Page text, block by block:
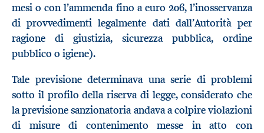
mesi o con l’ammenda fino a euro 206, l’inosservanza
di provvedimenti legalmente dati dall’Autorità per
ragione di giustizia, sicurezza pubblica, ordine
pubblico o igiene).
Tale previsione determinava una serie di problemi
sotto il profilo della riserva di legge, considerato che
la previsione sanzionatoria andava a colpire violazioni
di misure di contenimento messe in atto con